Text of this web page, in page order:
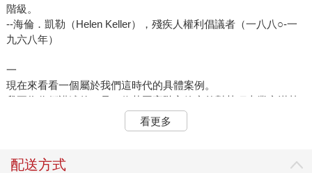
階級。
--海倫．凱勒（Helen Keller），殘疾人權利倡議者（一八八○-一
九六八年）
一
現在來看看一個屬於我們這時代的具體案例。
我要為你們講述的，是一位英國高階主管突然對某項志業充滿熱
情的故事。他的巨大改變很有趣，因為你大概預料不到它的發
生。至少他自己肯定沒有料到。這個人事業有成，過著舒適的生
務的公認年齡界限）。從傳統意義來說，他已經相當成功，但有
看更多
配送方式